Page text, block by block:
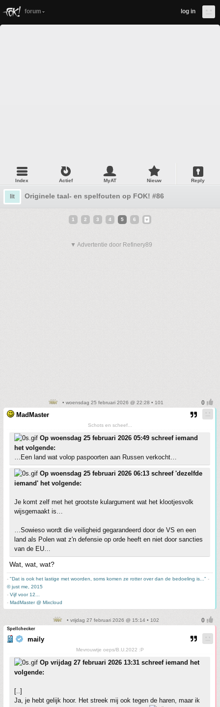
forum log in
Index Actief MyAT Nieuw Reply
lit Originele taal- en spelfouten op FOK! #86
1 2 3 4 5 6
▼ Advertentie door Refinery89
• woensdag 25 februari 2026 @ 22:28 • 101
MadMaster
Schots en scheef...
Op woensdag 25 februari 2026 05:49 schreef iemand
het volgende:
…Een land wat volop paspoorten aan Russen verkocht…
Op woensdag 25 februari 2026 06:13 schreef 'dezelfde
iemand' het volgende:
Je komt zelf met het grootste kulargument wat het klootjesvolk
wijsgemaakt is…
…Sowieso wordt die veiligheid gegarandeerd door de VS en een
land als Polen wat z'n defensie op orde heeft en niet door sancties
van de EU…
Wat, wat, wat?
- "Dat is ook het lastige met woorden, soms komen ze rotter over dan de bedoeling is..." -
© just me, 2015
- Vijf voor 12...
- MadMaster @ Mixcloud
• vrijdag 27 februari 2026 @ 15:14 • 102
Spellchecker
maily
Mevrouwtje oeps/B.U.2022 :P
Op vrijdag 27 februari 2026 13:31 schreef iemand het
volgende:
[..]
Ja, je hebt gelijk hoor. Het streek mij ook tegen de haren, maar ik